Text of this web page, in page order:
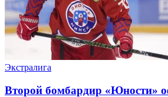
Экстралига
Второй бомбардир «Юности»